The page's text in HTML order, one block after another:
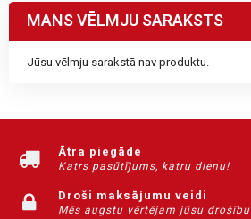
MANS VĒLMJU SARAKSTS
Jūsu vēlmju sarakstā nav produktu.
Ātra piegāde
Katrs pasūtījums, katru dienu!
Droši maksājumu veidi
Mēs augstu vērtējam jūsu drošību